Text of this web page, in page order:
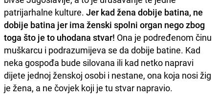
patrijarhalne kulture. Jer kad žena dobije batina, ne
dobije batina jer ima ženski spolni organ nego zbog
toga što je to uhodana stvar! Ona je podređenom činu
muškarcu i podrazumijeva se da dobije batine. Kad
neka gospođa bude silovana ili kad netko napravi
dijete jednoj ženskoj osobi i nestane, ona koja nosi žig
je žena, a ne čovjek koji je tu stvar napravio.